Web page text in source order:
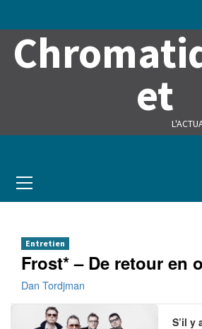
et
Menu
Entretien
Frost* – De retour en
Dan Tordjman
S’il y